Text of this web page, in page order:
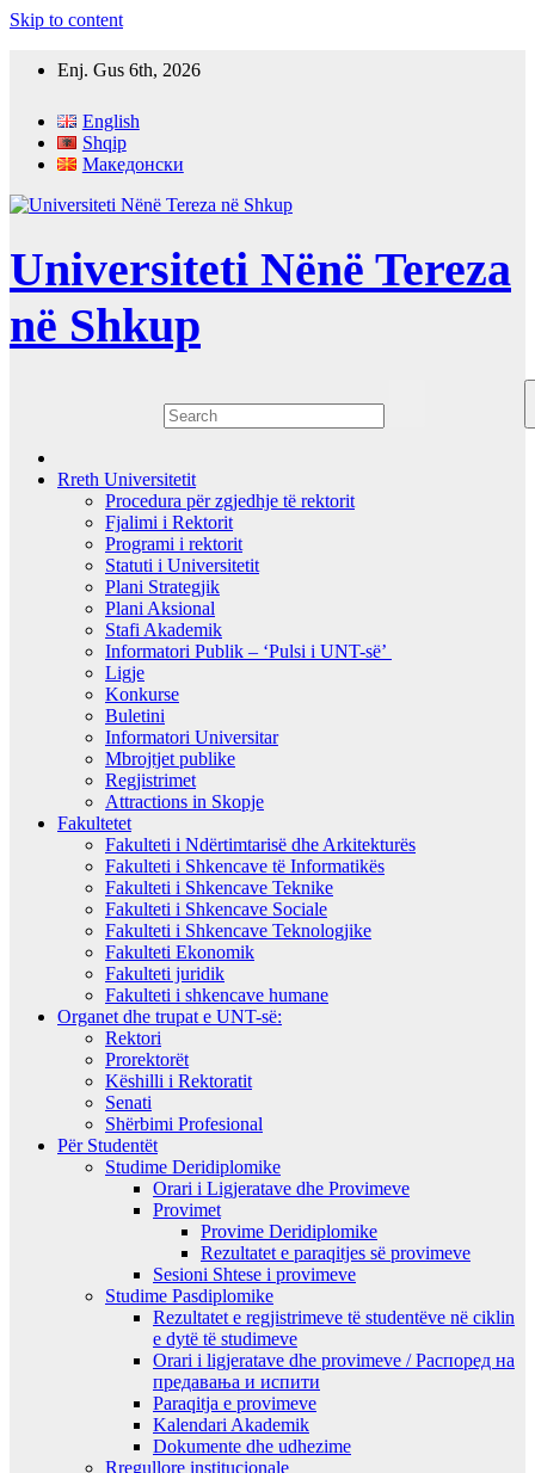
Skip to content
Enj. Gus 6th, 2026
English
Shqip
Македонски
Universiteti Nënë Tereza
në Shkup
Rreth Universitetit
Procedura për zgjedhje të rektorit
Fjalimi i Rektorit
Programi i rektorit
Statuti i Universitetit
Plani Strategjik
Plani Aksional
Stafi Akademik
Informatori Publik – ‘Pulsi i UNT-së’
Ligje
Konkurse
Buletini
Informatori Universitar
Mbrojtjet publike
Regjistrimet
Attractions in Skopje
Fakultetet
Fakulteti i Ndërtimtarisë dhe Arkitekturës
Fakulteti i Shkencave të Informatikës
Fakulteti i Shkencave Teknike
Fakulteti i Shkencave Sociale
Fakulteti i Shkencave Teknologjike
Fakulteti Ekonomik
Fakulteti juridik
Fakulteti i shkencave humane
Organet dhe trupat e UNT-së:
Rektori
Prorektorët
Këshilli i Rektoratit
Senati
Shërbimi Profesional
Për Studentët
Studime Deridiplomike
Orari i Ligjeratave dhe Provimeve
Provimet
Provime Deridiplomike
Rezultatet e paraqitjes së provimeve
Sesioni Shtese i provimeve
Studime Pasdiplomike
Rezultatet e regjistrimeve të studentëve në ciklin
e dytë të studimeve
Orari i ligjeratave dhe provimeve / Распоред на
предавањa и испити
Paraqitja e provimeve
Kalendari Akademik
Dokumente dhe udhezime
Rregullore institucionale